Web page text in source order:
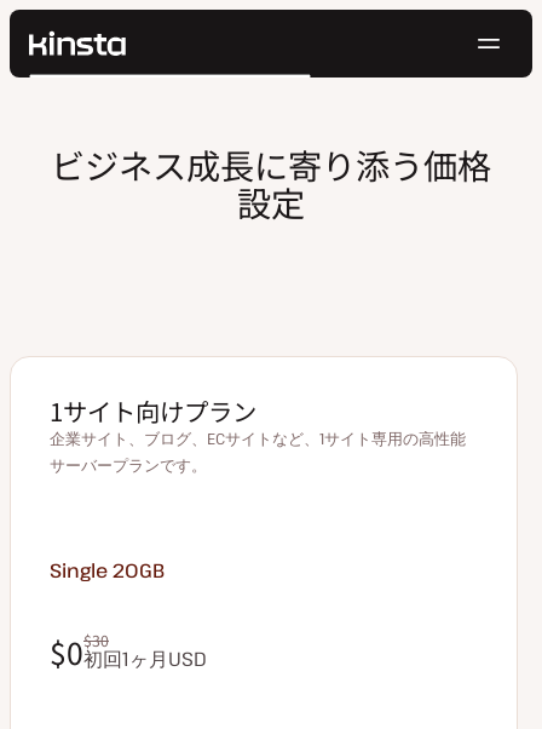
Kinsta®
ー
価格設定
検
ビジネス成長に寄り添う価格
設定
1サイト向けプラン
企業サイト、ブログ、ECサイトなど、1サイト専用の高性能
サーバープランです。
Single 20GB
$0$30
初回1ヶ月USD